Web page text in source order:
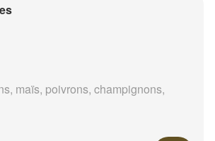
maïs, poivrons, champignons,